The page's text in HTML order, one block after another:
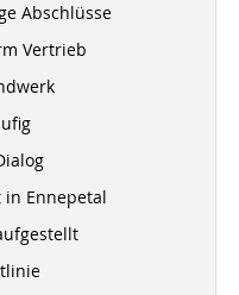
Abschlüsse
Vertrieb
Ennepetal